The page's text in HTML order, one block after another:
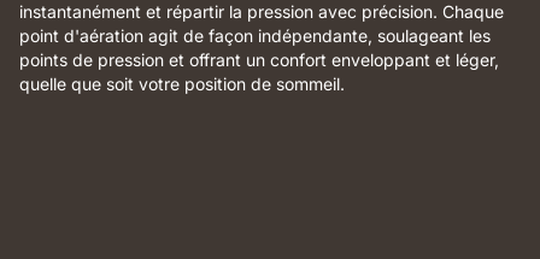
instantanément et répartir la pression avec précision. Chaque
point d'aération agit de façon indépendante, soulageant les
points de pression et offrant un confort enveloppant et léger,
quelle que soit votre position de sommeil.